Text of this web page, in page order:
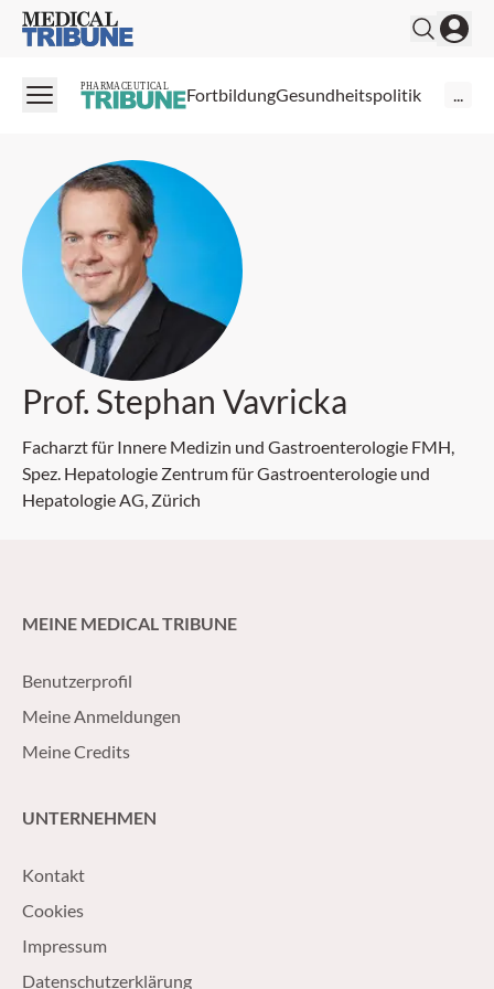
Medical Tribune
PHARMACEUTICAL FortbildungGesundheitspolitik ...
Prof. Stephan Vavricka
Facharzt für Innere Medizin und Gastroenterologie FMH,
Spez. Hepatologie Zentrum für Gastroenterologie und
Hepatologie AG, Zürich
MEINE MEDICAL TRIBUNE
Benutzerprofil
Meine Anmeldungen
Meine Credits
UNTERNEHMEN
Kontakt
Cookies
Impressum
Datenschutzerklärung